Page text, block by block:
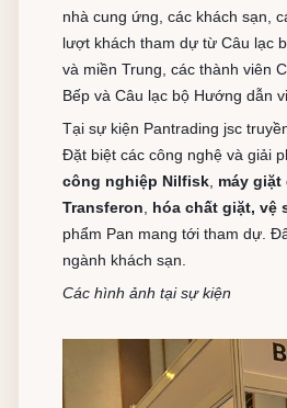
nhà cung ứng, các khách sạn,
lượt khách tham dự từ Câu lạc
và miền Trung, các thành viên
Bếp và Câu lạc bộ Hướng dẫn
Tại sự kiện Pantrading jsc
Đặt biệt các công nghệ và giải
công nghiệp Nilfisk máy giặt
Transferon
hóa chất giặt, vệ
phẩm Pan mang tới tham dự.
ngành khách sạn.
Các hình ảnh tại sự kiện